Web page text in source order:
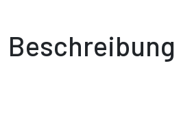
Beschreibung